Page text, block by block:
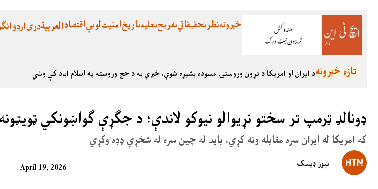
اقتصادلوبېامنیتتاریختعلیمتفریحتحقیقاتينظرخبرونه اردودریالعربية
د ایران او امریکا د تړون وروستۍ مسوده بشپړه شوې، خبرې به د حج وروسته په اسلام اباد کې وشيتازه خبرونه
ډونالډ ټرمپ تر سختو نړیوالو نیوکو لاندې؛ د جګړې ګواښونکي
که امریکا له ایران سره مقابله ونه کړي، باید له چین سره له شخړې ډډه وکړي
April 19, 2026 نېوز ډیسک